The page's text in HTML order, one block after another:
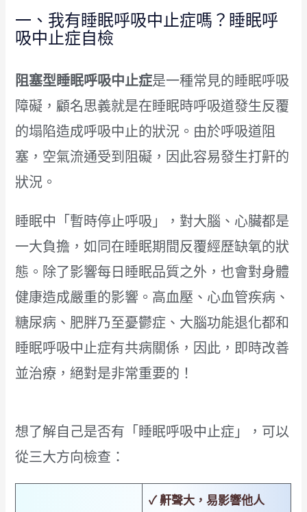
一、我有睡眠呼吸中止症嗎？睡眠呼
吸中止症自檢
阻塞型睡眠呼吸中止症是一種常見的睡眠呼吸
障礙，顧名思義就是在睡眠時呼吸道發生反覆
的塌陷造成呼吸中止的狀況。由於呼吸道阻
塞，空氣流通受到阻礙，因此容易發生打鼾的
狀況。
睡眠中「暫時停止呼吸」，對大腦、心臟都是
一大負擔，如同在睡眠期間反覆經歷缺氧的狀
態。除了影響每日睡眠品質之外，也會對身體
健康造成嚴重的影響。高血壓、心血管疾病、
糖尿病、肥胖乃至憂鬱症、大腦功能退化都和
睡眠呼吸中止症有共病關係，因此，即時改善
並治療，絕對是非常重要的！
想了解自己是否有「睡眠呼吸中止症」，可以
從三大方向檢查：
✓ 鼾聲大，易影響他人